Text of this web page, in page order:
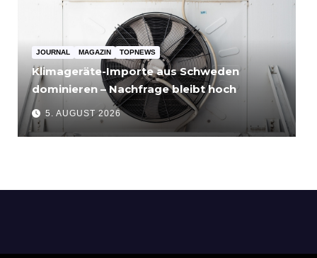
JOURNAL MAGAZIN TOPNEWS
Klimageräte-Importe aus Schweden
dominieren – Nachfrage bleibt hoch
5. AUGUST 2026